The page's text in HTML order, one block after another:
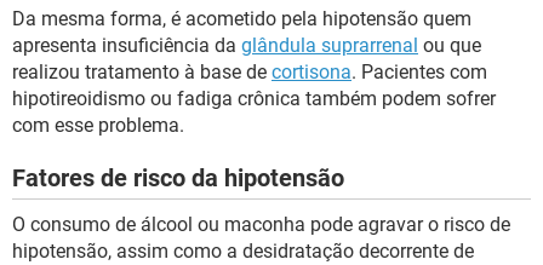
Da mesma forma, é acometido pela hipotensão quem
apresenta insuficiência da glândula suprarrenal ou que
realizou tratamento à base de cortisona. Pacientes com
hipotireoidismo ou fadiga crônica também podem sofrer
com esse problema.
Fatores de risco da hipotensão
O consumo de álcool ou maconha pode agravar o risco de
hipotensão, assim como a desidratação decorrente de